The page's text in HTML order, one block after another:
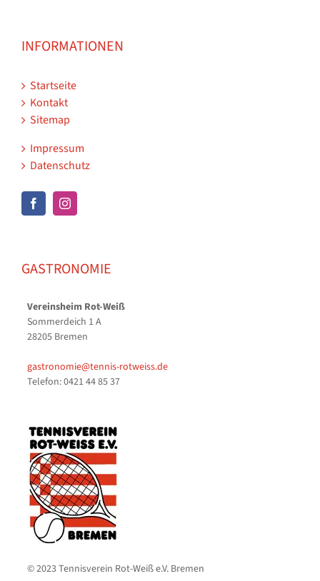
INFORMATIONEN
Startseite
Kontakt
Sitemap
Impressum
Datenschutz
GASTRONOMIE
Vereinsheim Rot-Weiß
Sommerdeich 1 A
28205 Bremen
gastronomie@tennis-rotweiss.de
Telefon: 0421 44 85 37
© 2023 Tennisverein Rot-Weiß e.V. Bremen